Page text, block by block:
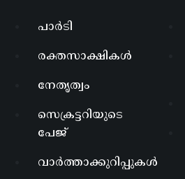
പാർടി
രക്തസാക്ഷികൾ
നേതൃത്വം
സെക്രട്ടറിയുടെ
പേജ്
വാർത്താക്കുറിപ്പുകൾ